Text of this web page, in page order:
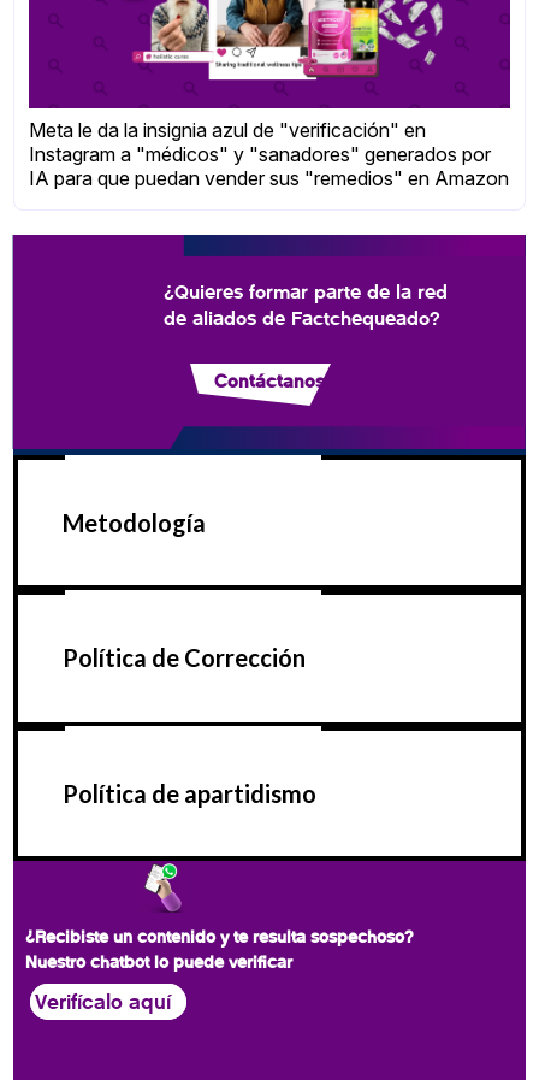
Meta le da la insignia azul de "verificación" en
Instagram a "médicos" y "sanadores" generados por
IA para que puedan vender sus "remedios" en Amazon
¿Quieres formar parte de la red
de aliados de Factchequeado?
Contáctanos
Metodología
Política de Corrección
Política de apartidismo
¿Recibiste un contenido y te resulta sospechoso?
Nuestro chatbot lo puede verificar
Verifícalo aquí